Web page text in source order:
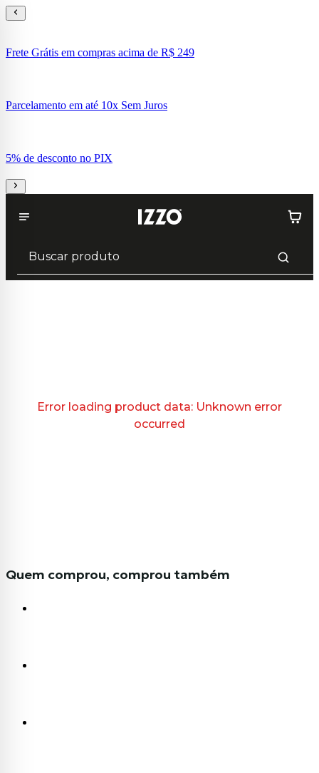
Frete Grátis em compras acima de R$ 249
Parcelamento em até 10x Sem Juros
5% de desconto no PIX
Error loading product data: Unknown error
occurred
Quem comprou, comprou também